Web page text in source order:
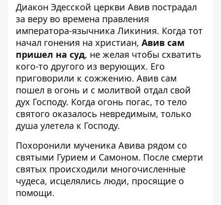
Диакон Эдесской церкви Авив пострадал
за веру во времена правления
императора-язычника Ликиния. Когда тот
начал гонения на христиан, Авив сам
пришел на суд, не желая чтобы схватить
кого-то другого из верующих. Его
приговорили к сожжению. Авив сам
пошел в огонь и с молитвой отдал свой
дух Господу. Когда огонь погас, то тело
святого оказалось невредимым, только
душа улетела к Господу.
Похоронили мученика Авива рядом со
святыми Гурием и Самоном. После смерти
святых происходили многочисленные
чудеса, исцелялись люди, просящие о
помощи.